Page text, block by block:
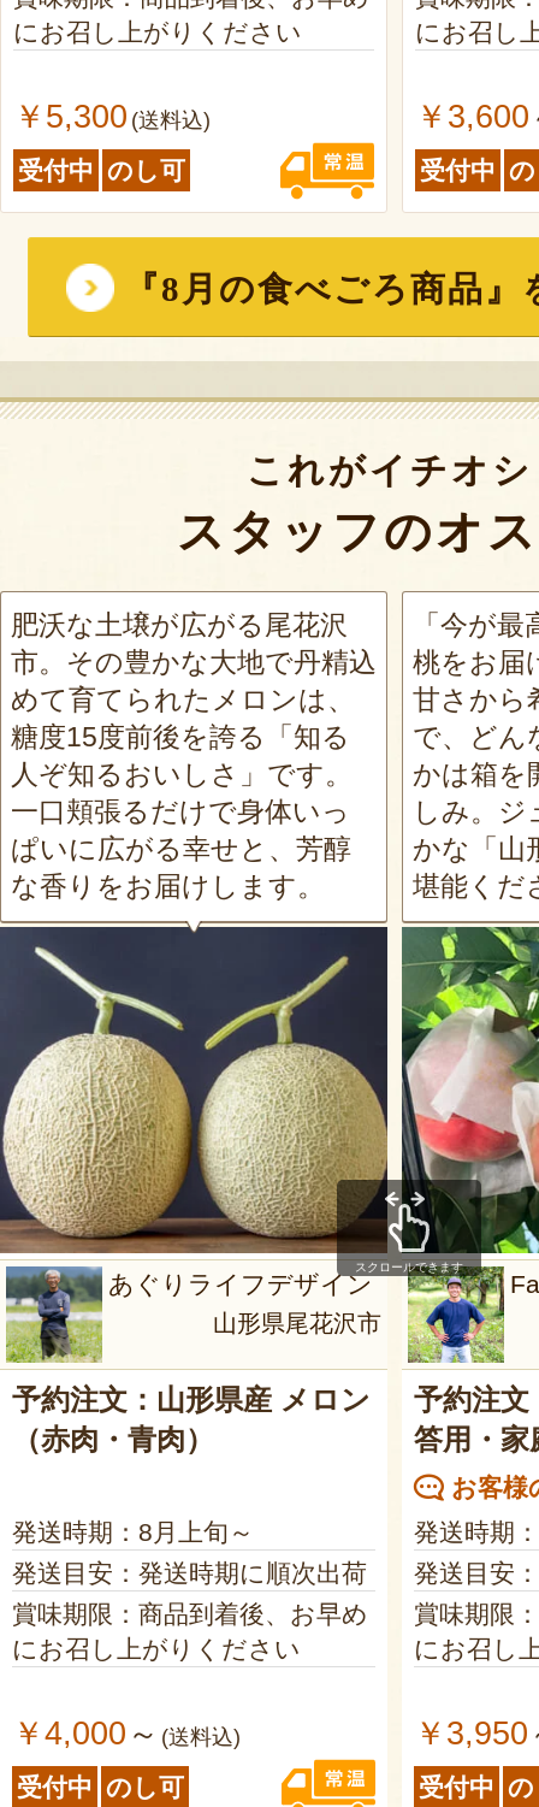
にお召し上がりください
￥5,300 (送料込)
受付中 のし可
にお召し
￥3,600
受付中
『8月の食べごろ商品
これがイチオ
スタッフのオ
肥沃な土壌が広がる尾花沢
市。その豊かな大地で丹精込
めて育てられたメロンは、
糖度15度前後を誇る「知る
人ぞ知るおいしさ」です。
一口頬張るだけで身体いっ
ぱいに広がる幸せと、芳醇
な香りをお届けします。
あぐりライフデザイン
山形県尾花沢市
予約注文：山形県産 メロン
（赤肉・青肉）
発送時期：8月上旬～
発送目安：発送時期に順次出荷
賞味期限：商品到着後、お早め
にお召し上がりください
￥4,000 ～ (送料込)
受付中 のし可
「今が
桃をお届
甘さから
で、どん
かは箱を
しみ。ジ
かな「山
堪能くだ
予約注文
答用・家
お客様
発送時期
発送目安
賞味期限
にお召し
￥3,950
受付中 の
スクロールできます